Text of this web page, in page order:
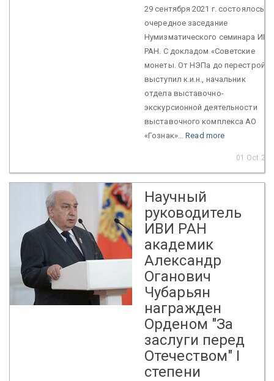
29 сентября 2021 г. состоялось
очередное заседание
Нумизматического семинара ИВИ
РАН. С докладом «Советские
монеты. От НЭПа до
выступил к.и.н., начальник
отдела выставочно-
экскурсионной деятельности
выставочного комплекса АО
«Гознак»...Read more
01 Oct
Научный
руководитель
ИВИ РАН
академик
Александр
Оганович
Чубарьян
награжден
Орденом "За
заслуги перед
Отечеством" I
степени